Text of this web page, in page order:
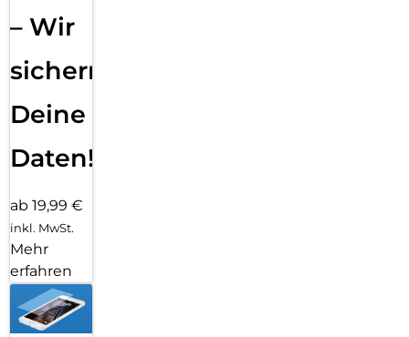
– Wir
sichern
Deine
Daten!
ab 19,99 €
inkl. MwSt.
Mehr
erfahren